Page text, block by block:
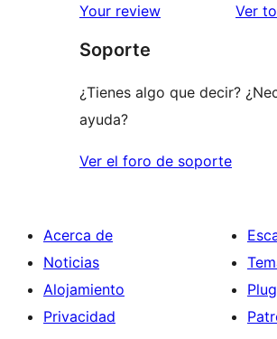
Your review Ver
Soporte
¿Tienes algo que decir?
ayuda?
Ver el foro de soporte
Acerca de
Noticias
Alojamiento
Privacidad